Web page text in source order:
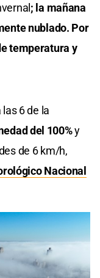
; la mañana
nublado. Por
temperatura y
6 de la
del 100%y
de 6 km/h,
Nacional